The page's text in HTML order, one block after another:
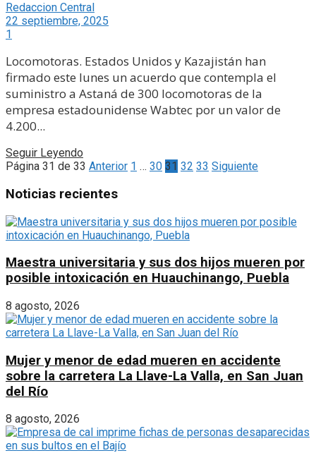
Redaccion Central
22 septiembre, 2025
1
Locomotoras. Estados Unidos y Kazajistán han
firmado este lunes un acuerdo que contempla el
suministro a Astaná de 300 locomotoras de la
empresa estadounidense Wabtec por un valor de
4.200...
Seguir Leyendo
Página 31 de 33 Anterior 1 … 30 31 32 33 Siguiente
Noticias recientes
Maestra universitaria y sus dos hijos mueren por
posible intoxicación en Huauchinango, Puebla
8 agosto, 2026
Mujer y menor de edad mueren en accidente
sobre la carretera La Llave-La Valla, en San Juan
del Río
8 agosto, 2026